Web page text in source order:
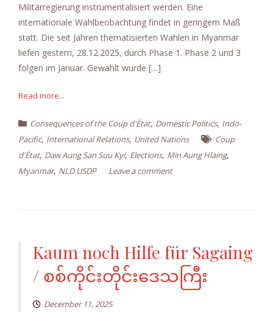
Militärregierung instrumentalisiert werden. Eine
internationale Wahlbeobachtung findet in geringem Maß
statt. Die seit Jahren thematisierten Wahlen in Myanmar
liefen gestern, 28.12.2025, durch Phase 1. Phase 2 und 3
folgen im Januar. Gewählt wurde […]
Read more...
Consequences of the Coup d'État, Domestic Politics, Indo-
Pacific, International Relations, United Nations
Coup
d'État, Daw Aung San Suu Kyi, Elections, Min Aung Hlaing,
Myanmar, NLD USDP Leave a comment
Kaum noch Hilfe für Sagaing
/ စစ်ကိုင်းတိုင်းဒေသကြီး
December 11, 2025